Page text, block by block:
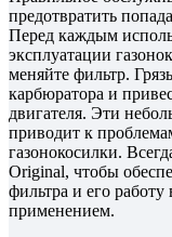
предотвратить
Перед каждым
эксплуатации
меняйте фильтр.
карбюратора и
двигателя. Эти
приводит к
газонокосилки.
Original, чтобы
фильтра и его
применением.